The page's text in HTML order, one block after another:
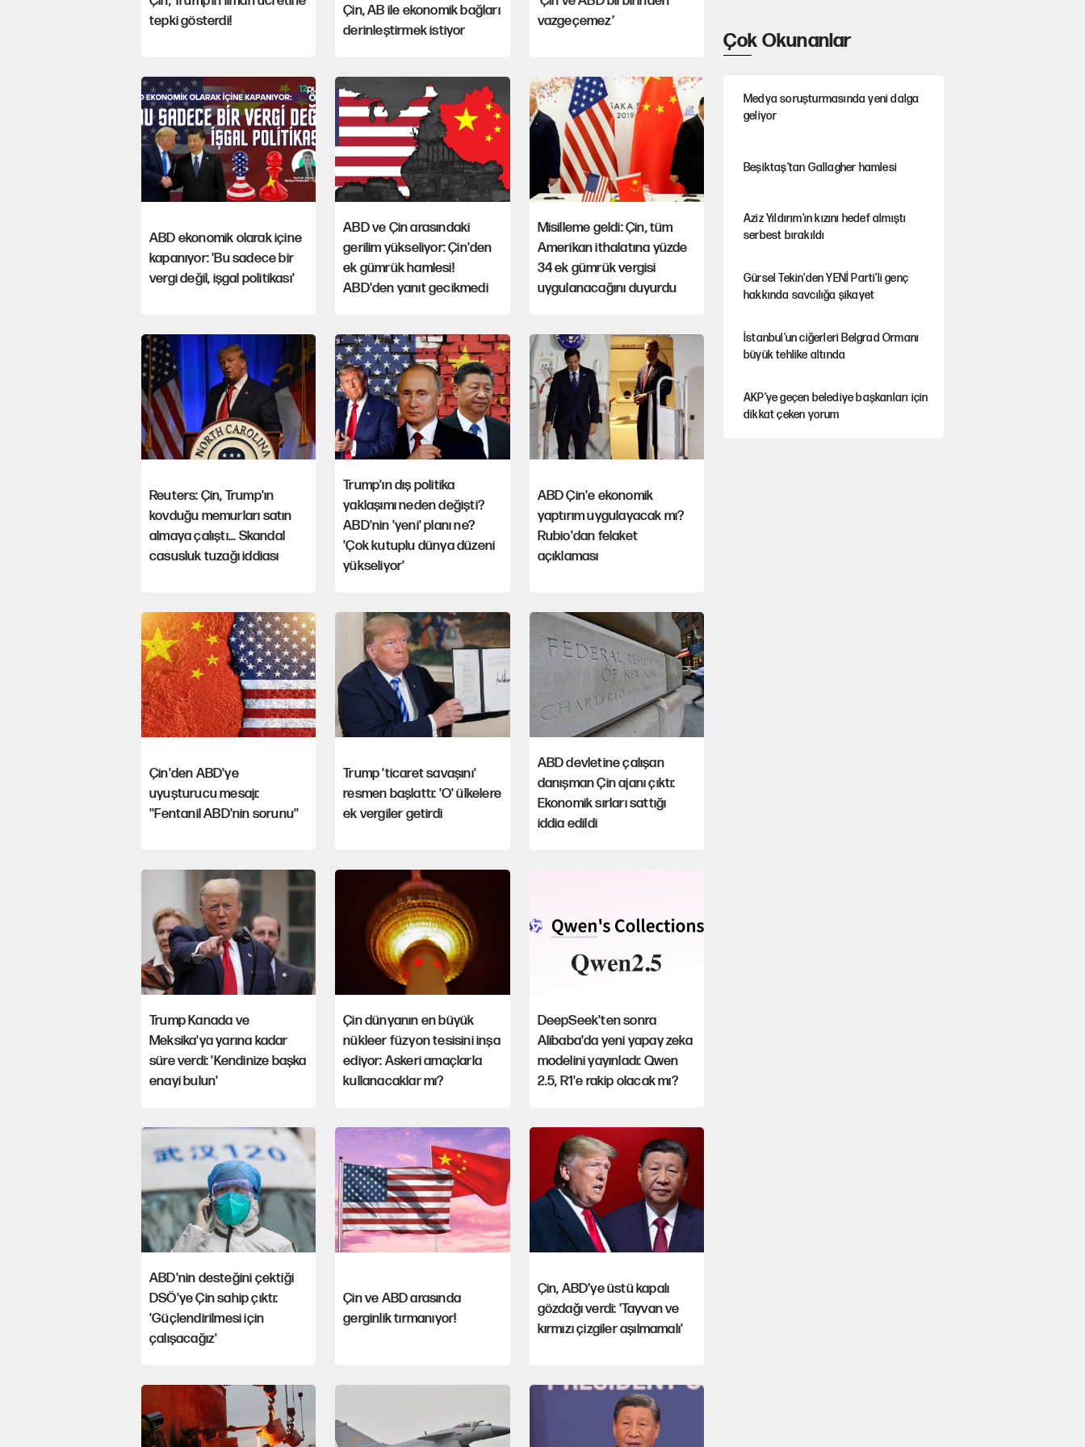
tepki gösterdi!
Çin, AB ile ekonomik bağları
derinleştirmek istiyor
vazgeçemez’
ABD ekonomik olarak içine
kapanıyor: 'Bu sadece bir
vergi değil, işgal politikası'
ABD ve Çin arasındaki
gerilim yükseliyor: Çin'den
ek gümrük hamlesi!
ABD'den yanıt gecikmedi
Misilleme geldi: Çin, tüm
Amerikan ithalatına yüzde
34 ek gümrük vergisi
uygulanacağını duyurdu
Reuters: Çin, Trump'ın
kovduğu memurları satın
almaya çalıştı... Skandal
casusluk tuzağı iddiası
Trump'ın dış politika
yaklaşımı neden değişti?
ABD'nin 'yeni' planı ne?
'Çok kutuplu dünya düzeni
yükseliyor'
ABD Çin'e ekonomik
yaptırım uygulayacak mı?
Rubio'dan felaket
açıklaması
Çin'den ABD'ye
uyuşturucu mesajı:
''Fentanil ABD'nin sorunu''
Trump 'ticaret savaşını'
resmen başlattı: 'O' ülkelere
ek vergiler getirdi
ABD devletine çalışan
danışman Çin ajanı çıktı:
Ekonomik sırları sattığı
iddia edildi
Trump Kanada ve
Meksika'ya yarına kadar
süre verdi: 'Kendinize başka
enayi bulun'
Çin dünyanın en büyük
nükleer füzyon tesisini inşa
ediyor: Askeri amaçlarla
kullanacaklar mı?
DeepSeek'ten sonra
Alibaba'da yeni yapay zeka
modelini yayınladı: Qwen
2.5, R1'e rakip olacak mı?
ABD'nin desteğini çektiği
DSÖ'ye Çin sahip çıktı:
'Güçlendirilmesi için
çalışacağız'
Çin ve ABD arasında
gerginlik tırmanıyor!
Çin, ABD’ye üstü kapalı
gözdağı verdi: 'Tayvan ve
kırmızı çizgiler aşılmamalı'
Çok Okunanlar
Medya soruşturmasında yeni dalga
geliyor
Beşiktaş’tan Gallagher hamlesi
Aziz Yıldırım'ın kızını hedef almıştı
serbest bırakıldı
Gürsel Tekin'den YENİ Parti’li genç
hakkında savcılığa şikayet
İstanbul’un ciğerleri Belgrad Ormanı
büyük tehlike altında
AKP’ye geçen belediye başkanları için
dikkat çeken yorum